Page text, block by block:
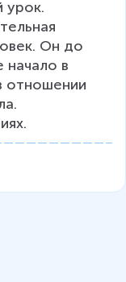
урок.
Он до
начало в
отношении